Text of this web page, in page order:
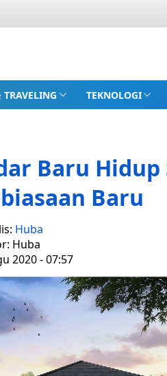
TRAVELING TEKNOLOGI
Baru Hidup
Baru
Huba
Huba
2020 - 07:57